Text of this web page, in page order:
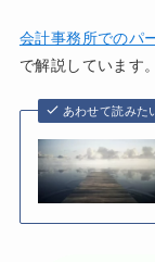
会計事務所でのパ
で解説しています。
あわせて読みた